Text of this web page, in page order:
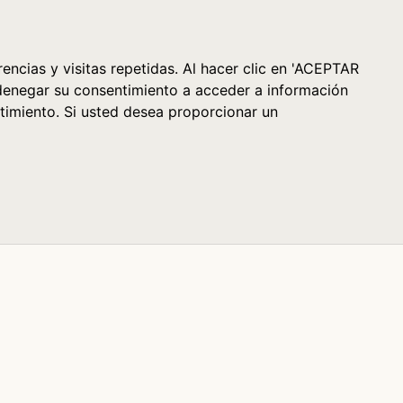
y visitas repetidas. Al hacer clic en 'ACEPTAR
su consentimiento a acceder a información
Si usted desea proporcionar un